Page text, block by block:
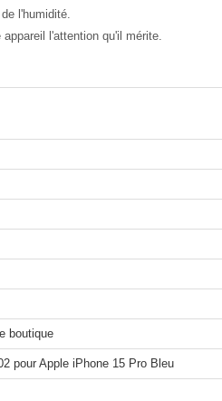
l'humidité.
l'attention qu'il mérite.
boutique
pour Apple iPhone 15 Pro Bleu